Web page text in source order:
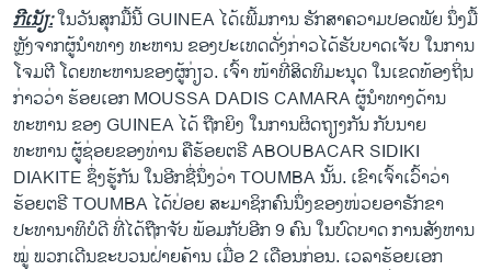
ພາສາຕ່າງໆ
ກີເນັຽ:ໃນວັນສຸກມື້ນີ້ GUINEA ໄດ້ເພີ້ມການ ຮັກສາຄວາມປອດພັຍ ນຶ່ງມື້
ຫຼັງຈາກຜູ້ນຳທາງ ທະຫານ ຂອງປະເທດດັ່ງກ່າວໄດ້ຮັບບາດເຈັບ ໃນການ
ໂຈມຕີ ໂດຍທະຫານຂອງຜູ້ກ່ຽວ. ເຈົ້າ ໜ້າທີ່ສິດທິມະນຸດ ໃນເຂດທ້ອງຖິ່ນ
ກ່າວວ່າ ຮ້ອຍເອກ MOUSSA DADIS CAMARA ຜູ້ນຳທາງດ້ານ
ທະຫານ ຂອງ GUINEA ໄດ້ ຖືກຍິງ ໃນການຜິດຖຽງກັນ ກັບນາຍ
ທະຫານ ຜູ້ຊ່ອຍຂອງທ່ານ ຄືຮ້ອຍຕຣີ ABOUBACAR SIDIKI
DIAKITE ຊຶ່ງຮູ້ກັນ ໃນອີກຊື່ນຶ່ງວ່າ TOUMBA ນັ້ນ. ເຂົາເຈົ້າເວົ້າວ່າ
ຮ້ອຍຕຣີ TOUMBA ໄດ້ປ່ອຍ ສະມາຊິກຄົນນຶ່ງຂອງໜ່ວຍອາຣັກຂາ
ປະທານາທິບໍດີ ທີ່ໄດ້ຖືກຈັບ ພ້ອມກັບອີກ 9 ຄົນ ໃນບົດບາດ ການສັງຫານ
ໝູ່ ພວກເດີນຂະບວນຝ່າຍຄ້ານ ເມື່ອ 2 ເດືອນກ່ອນ. ເວລາຮ້ອຍເອກ